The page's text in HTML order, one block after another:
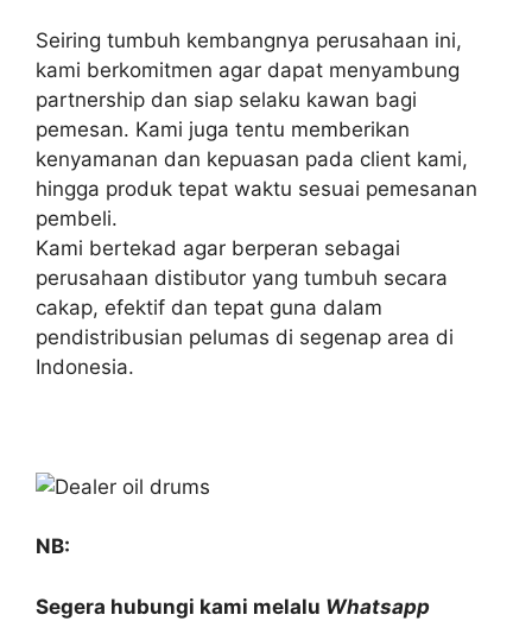
Seiring tumbuh kembangnya perusahaan ini,
kami berkomitmen agar dapat menyambung
partnership dan siap selaku kawan bagi
pemesan. Kami juga tentu memberikan
kenyamanan dan kepuasan pada client kami,
hingga produk tepat waktu sesuai pemesanan
pembeli.
Kami bertekad agar berperan sebagai
perusahaan distibutor yang tumbuh secara
cakap, efektif dan tepat guna dalam
pendistribusian pelumas di segenap area di
Indonesia.
NB:
Segera hubungi kami melalu Whatsapp